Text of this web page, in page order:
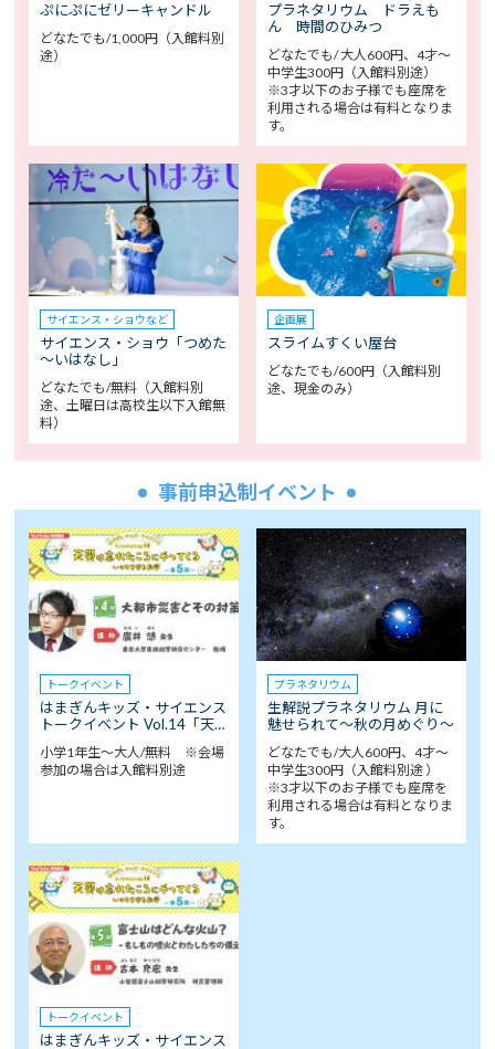
ぷにぷにゼリーキャンドル
どなたでも/1,000円（入館料別
途）
プラネタリウム ドラえも
ん 時間のひみつ
どなたでも/ 大人600円、4才～
中学生300円（入館料別途）
※3才以下のお子様でも座席を
利用される場合は有料となりま
す。
サイエンス・ショウなど
サイエンス・ショウ「つめた
～いはなし」
どなたでも/無料（入館料別
途、土曜日は高校生以下入館無
料）
企画展
スライムすくい屋台
どなたでも/600円（入館料別
途、現金のみ）
事前申込制イベント
トークイベント
はまぎんキッズ・サイエンス
トークイベント Vol.14「天…
小学1年生～大人/無料 ※会場
参加の場合は入館料別途
プラネタリウム
生解説プラネタリウム 月に
魅せられて～秋の月めぐり～
どなたでも/大人600円、4才～
中学生300円（入館料別途 ）
※3才以下のお子様でも座席を
利用される場合は有料となりま
す。
トークイベント
はまぎんキッズ・サイエンス